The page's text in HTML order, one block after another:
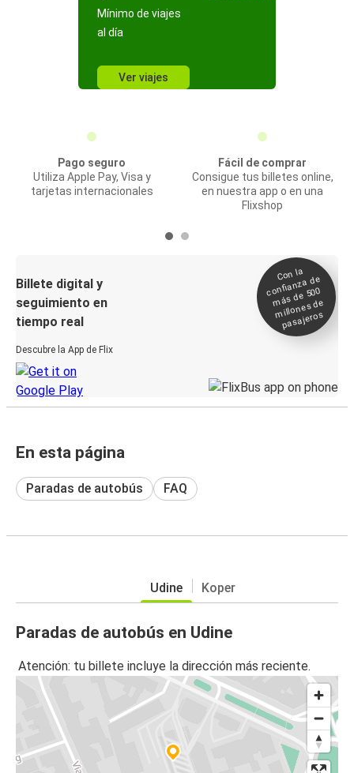
Mínimo de viajes
al día
Ver viajes
Pago seguro
Utiliza Apple Pay, Visa y
tarjetas internacionales
Fácil de comprar
Consigue tus billetes online,
en nuestra app o en una
Flixshop
Billete digital y
seguimiento en
tiempo real
Descubre la App de Flix
Con la
confianza de
más de 500
millones de
pasajeros
En esta página
Paradas de autobús FAQ
Udine Koper
Paradas de autobús en Udine
Atención: tu billete incluye la dirección más reciente.